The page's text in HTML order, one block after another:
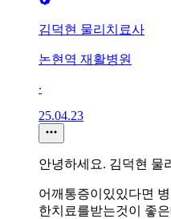
김덕현 물리치료사
논현역 재활병원
∙
25.04.23
안녕하세요. 김덕현 물
어깨통증이있있다면
한치료를받는것이 좋